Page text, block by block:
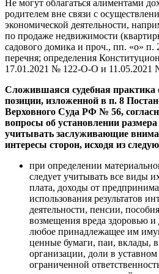
Не могут облагаться алиментами
родителем вне связи с
экономической деятельности,
по продаже недвижимости
садового домика и проч., пп. «о» п.
перечня; определения
17.01.2021 № 122-О-О и 11.05.2021
Сложившаяся судебная практика
позиции, изложенной в п. 8
Верховного Суда РФ № 56,
вопросы об установлении
учитывать заслуживающие
интересы сторон, исходя из
при определении
следует учитывать все виды
плата, доходы от
использования результатов
деятельности, пенсии,
возмещения вреда здоровью
любое принадлежащее им
ценные бумаги, паи, вклады,
организации, доли в
ограниченной